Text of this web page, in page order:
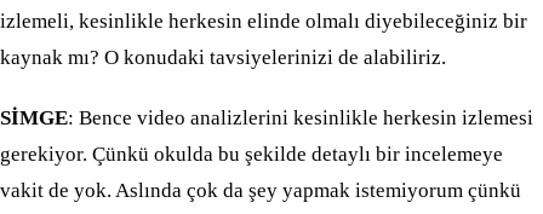
izlemeli, kesinlikle herkesin elinde olmalı diyebileceğiniz bir
kaynak mı? O konudaki tavsiyelerinizi de alabiliriz.
SİMGE: Bence video analizlerini kesinlikle herkesin izlemesi
gerekiyor. Çünkü okulda bu şekilde detaylı bir incelemeye
vakit de yok. Aslında çok da şey yapmak istemiyorum çünkü